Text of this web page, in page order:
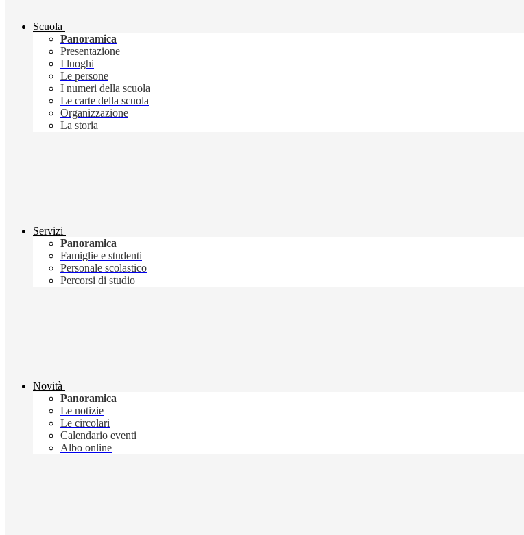
Scuola
Panoramica
Presentazione
I luoghi
Le persone
I numeri della scuola
Le carte della scuola
Organizzazione
La storia
Servizi
Panoramica
Famiglie e studenti
Personale scolastico
Percorsi di studio
Novità
Panoramica
Le notizie
Le circolari
Calendario eventi
Albo online